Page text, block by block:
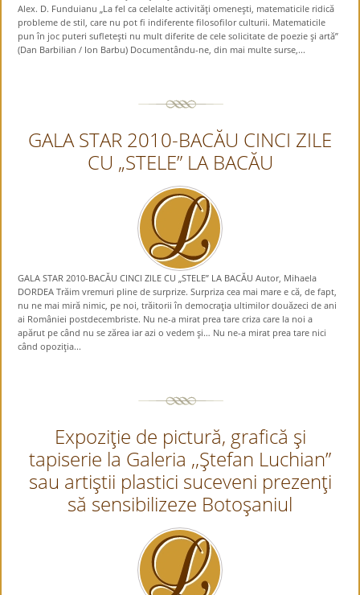
Alex. D. Funduianu „La fel ca celelalte activităţi omeneşti, matematicile ridică
probleme de stil, care nu pot fi indiferente filosofilor culturii. Matematicile
pun în joc puteri sufleteşti nu mult diferite de cele solicitate de poezie şi artă”
(Dan Barbilian / Ion Barbu) Documentându-ne, din mai multe surse,...
GALA STAR 2010-BACĂU CINCI ZILE
CU „STELE” LA BACĂU
GALA STAR 2010-BACĂU CINCI ZILE CU „STELE” LA BACĂU Autor, Mihaela
DORDEA Trăim vremuri pline de surprize. Surpriza cea mai mare e că, de fapt,
nu ne mai miră nimic, pe noi, trăitorii în democraţia ultimilor douăzeci de ani
ai României postdecembriste. Nu ne-a mirat prea tare criza care la noi a
apărut pe când nu se zărea iar azi o vedem şi… Nu ne-a mirat prea tare nici
când opoziţia...
Expoziţie de pictură, grafică şi
tapiserie la Galeria ,,Ştefan Luchian”
sau artiştii plastici suceveni prezenţi
să sensibilizeze Botoşaniul